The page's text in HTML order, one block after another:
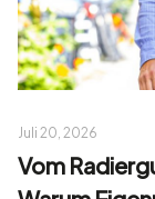
Juli 20, 2026
Vom